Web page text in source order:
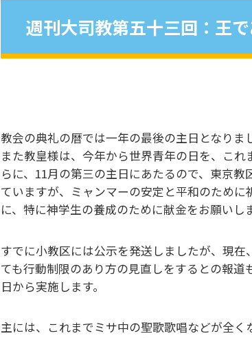
週刊大司教第五十三回：王
教会の典礼の暦では一年の最後の主日となりま
また教皇様は、今年から世界青年の日を、こ
らに、11月の第三の主日にあたるので、東京
ていますが、ミャンマーの安定と平和のため
に、特に神学生の養成のために献金をお願いしま
すでに小教区には公示を発送しましたが、現
ても行動制限のあり方の見直しをするとの報
日から実施します。
主には、これまでミサ中の聖歌歌唱などが全